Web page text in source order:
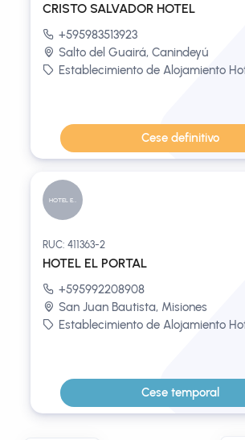
CRISTO SALVADOR HOTEL
+595983513923
Salto del Guairá, Canindeyú
Establecimiento de Alojamiento
Cese definitivo
HOTEL EL P...
RUC: 411363-2
HOTEL EL PORTAL
+595992208908
San Juan Bautista, Misiones
Establecimiento de Alojamiento
Cese temporal